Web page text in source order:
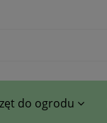
do ogrodu